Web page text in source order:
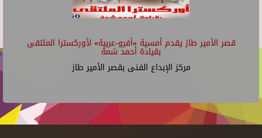
قصر الأمير طاز يقدم أمسية «أفرو-عربية» لأوركسترا الملتقى
بقيادة أحمد شمة
مركز الإبداع الفنى بقصر الأمير طاز